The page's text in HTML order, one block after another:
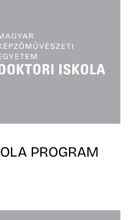
PROGRAM